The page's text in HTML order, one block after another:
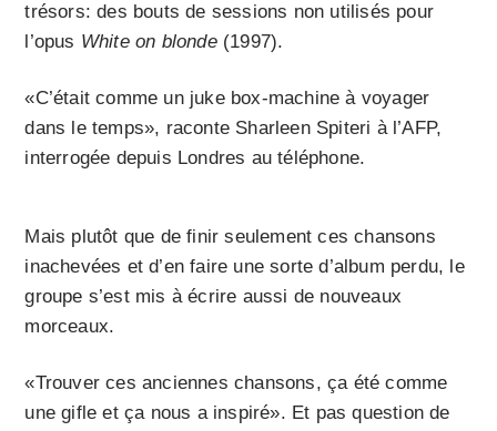
trésors: des bouts de sessions non utilisés pour
l’opus White on blonde(1997).
«C’était comme un juke box-machine à voyager
dans le temps», raconte Sharleen Spiteri à l’AFP,
interrogée depuis Londres au téléphone.
Mais plutôt que de finir seulement ces chansons
inachevées et d’en faire une sorte d’album perdu, le
groupe s’est mis à écrire aussi de nouveaux
morceaux.
«Trouver ces anciennes chansons, ça été comme
une gifle et ça nous a inspiré». Et pas question de